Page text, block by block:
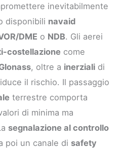
inevitabilmente
disponibili navaid
DME o NDB. Gli aerei
costellazione come
, oltre a inerziali di
il rischio. Il passaggio
terrestre comporta
di minima ma
segnalazione al controllo
poi un canale di safety